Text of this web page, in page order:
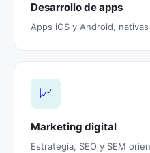
Desarrollo de apps
Apps iOS y Android,
📈
Marketing digital
Estrategia, SEO y SEM